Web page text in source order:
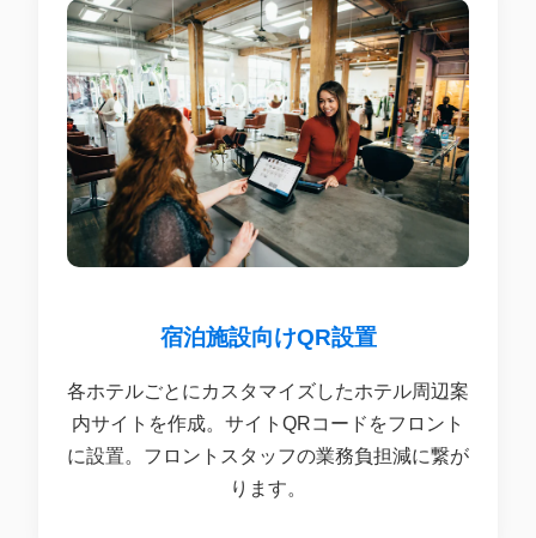
宿泊施設向けQR設置
各ホテルごとにカスタマイズしたホテル周辺案
内サイトを作成。サイトQRコードをフロント
に設置。フロントスタッフの業務負担減に繋が
ります。